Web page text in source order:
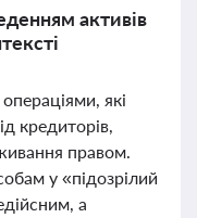
активів
які
кредиторів,
правом.
у «підозрілий
а